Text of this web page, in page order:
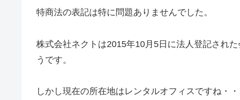
特商法の表記は特に問題ありませんでした。
株式会社ネクトは2015年10月5日に法人登記され
うです。
しかし現在の所在地はレンタルオフィスですね・・